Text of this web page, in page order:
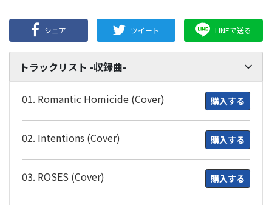
シェア ツイート LINEで送る
トラックリスト -収録曲-
01. Romantic Homicide (Cover) 購入する
02. Intentions (Cover) 購入する
03. ROSES (Cover) 購入する